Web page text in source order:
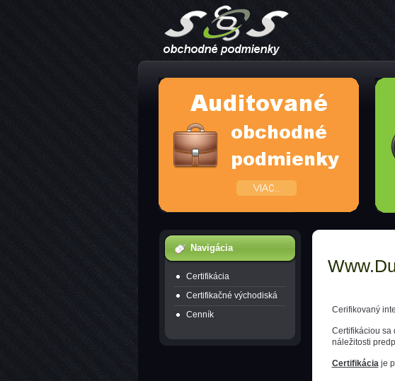
Navigácia
Certifikácia
Certifikačné východiská
Cenník
Cerifikovaný
Certifikáciou sa
náležitosti
Certifikáciaje